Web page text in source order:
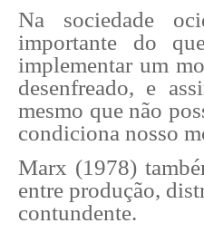
Na sociedade
importante do
implementar um
desenfreado, e
mesmo que não
condiciona nosso
Marx (1978)
entre produção,
contundente.